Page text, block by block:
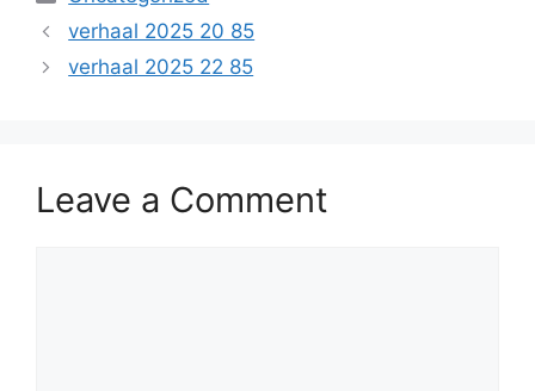
verhaal 2025 20 85
verhaal 2025 22 85
Leave a Comment